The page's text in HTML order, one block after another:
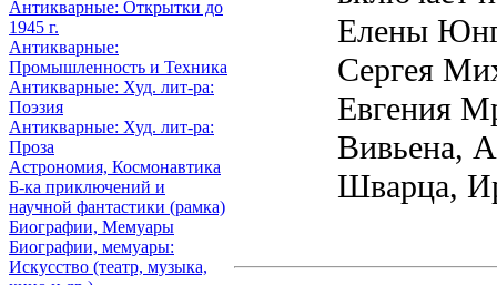
Антикварные: Открытки до
1945 г.
Антикварные:
Промышленность и Техника
Антикварные: Худ. лит-ра:
Поэзия
Антикварные: Худ. лит-ра:
Проза
Астрономия, Космонавтика
Б-ка приключений и
научной фантастики (рамка)
Биографии, Мемуары
Биографии, мемуары:
Искусство (театр, музыка,
Елены
Сергея
Евгения
Вивьена,
Шварца,